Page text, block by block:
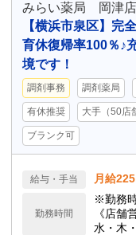
みらい薬局 岡津店
【横浜市泉区】
育休復帰率100％♪
境です！
調剤事務 調剤薬局
有休推奨 大手（50店
ブランク可
給与・手当 月給
勤務時間
※勤務
《店舗
水・木